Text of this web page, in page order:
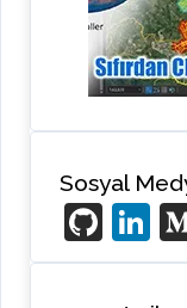
Sosyal
Gi
t
H
Li
n
ke